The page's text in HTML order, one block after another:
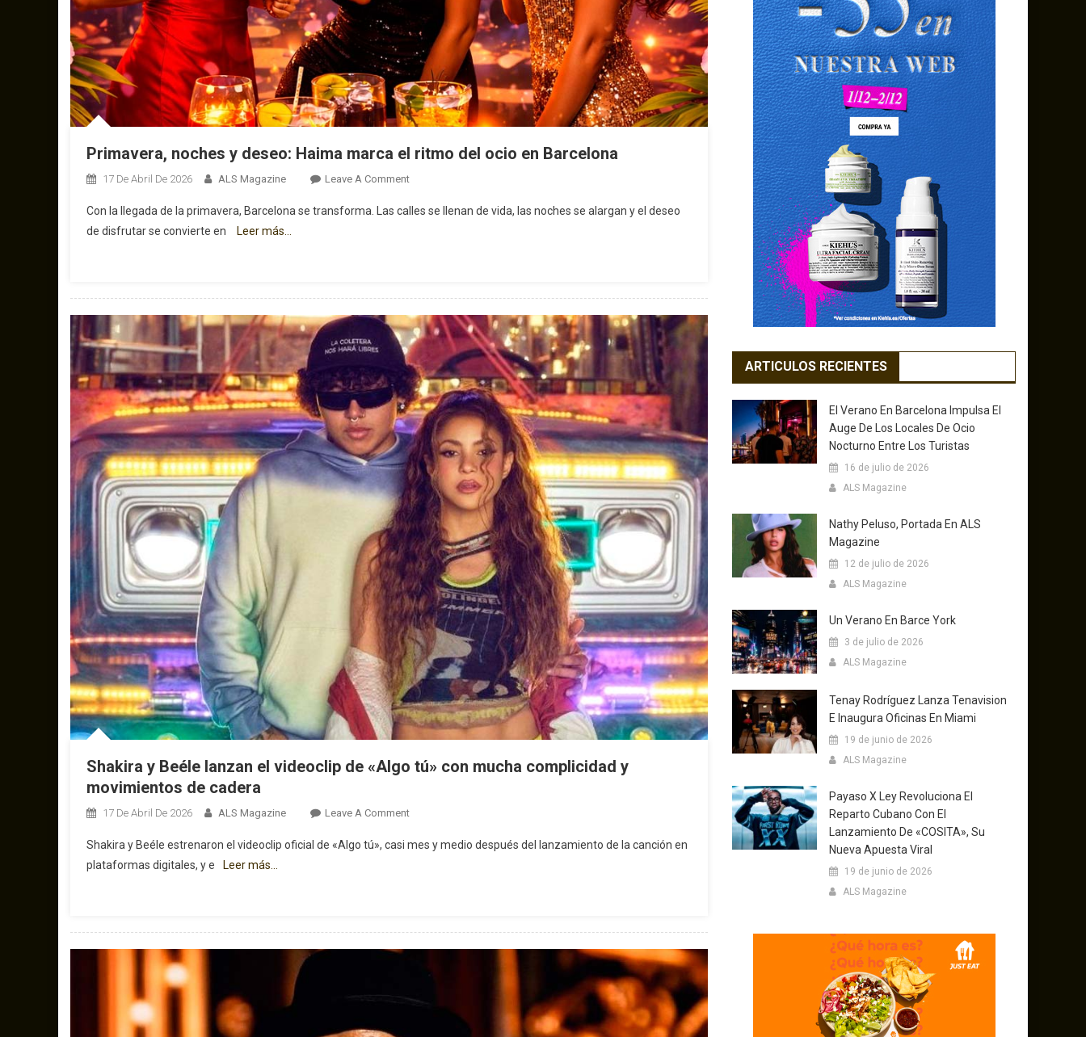
Primavera, noches y deseo: Haima marca el ritmo del ocio en Barcelona
17 De Abril De 2026 ALS Magazine Leave A CommentOn
Noches
Ritmo
Del
Ocio
En
Barcelona
Con la llegada de la primavera, Barcelona se transforma. Las calles se llenan de vida, las noches se alargan y el deseo
de disfrutar se convierte en
Leer más…
Shakira y Beéle lanzan el videoclip de «Algo tú» con mucha complicidad y
movimientos de cadera
17 De Abril De 2026 ALS Magazine Leave A CommentOn
Y
Con
Shakira y Beéle estrenaron el videoclip oficial de «Algo tú», casi mes y medio después del lanzamiento de la canción en
plataformas digitales, y e
Leer más…
ARTICULOS RECIENTES
El Verano En Barcelona Impulsa El
Auge De Los Locales De Ocio
Nocturno Entre Los Turistas
16 de julio de 2026
ALS Magazine
Nathy Peluso, Portada En ALS
Magazine
12 de julio de 2026
ALS Magazine
Un Verano En Barce York
3 de julio de 2026
ALS Magazine
Tenay Rodríguez Lanza Tenavision
E Inaugura Oficinas En Miami
19 de junio de 2026
ALS Magazine
Payaso X Ley Revoluciona El
Reparto Cubano Con El
Lanzamiento De «COSITA», Su
Nueva Apuesta Viral
19 de junio de 2026
ALS Magazine